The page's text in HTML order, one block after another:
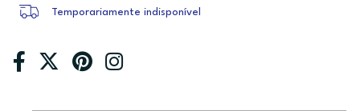
Temporariamente indisponível